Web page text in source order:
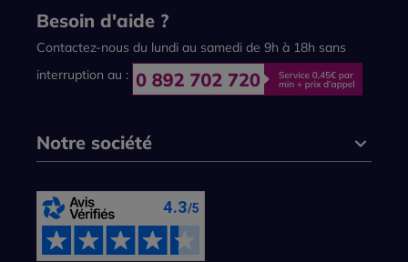
Besoin d'aide ?
Contactez-nous du lundi au samedi de 9h à 18h sans
interruption au :
Notre société